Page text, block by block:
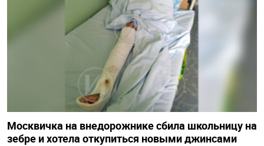
Москвичка на внедорожнике сбила школьницу на
зебре и хотела откупиться новыми джинсами